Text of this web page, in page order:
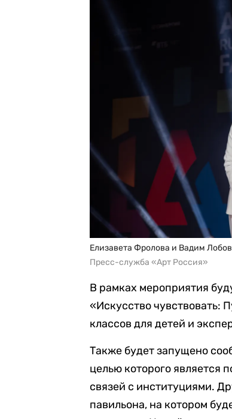
Елизавета Фролова и Вадим Лобов
Пресс-служба «Арт Россия»
В рамках мероприятия
«Искусство чувствовать:
классов для детей и
Также будет запущено
целью которого является
связей с институциями.
павильона, на котором